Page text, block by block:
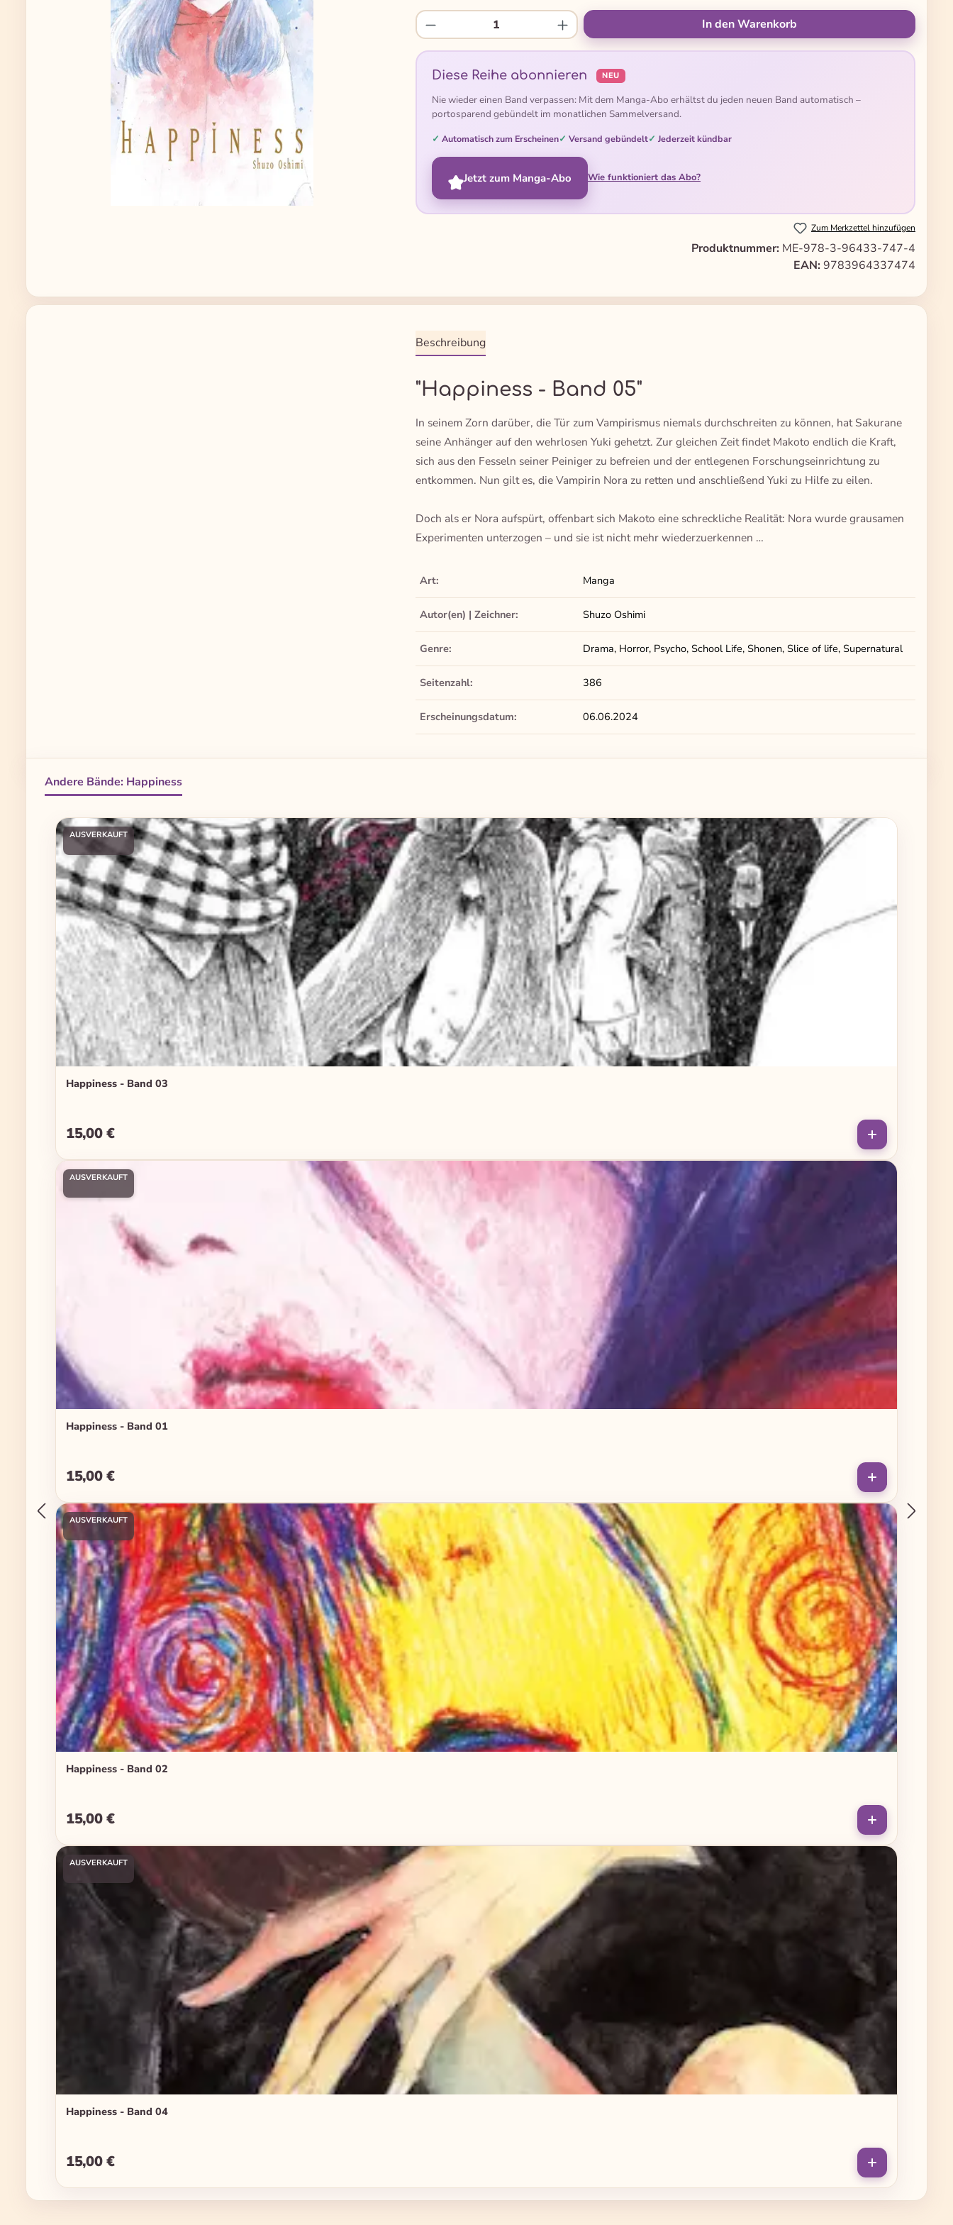
Produkt Anzahl: Gib den gewünschten Wert ein oder benutze die
In den Warenkorb
Diese Reihe abonnieren NEU
Nie wieder einen Band verpassen: Mit dem Manga-Abo erhältst du jeden neuen Band automatisch –
portosparend gebündelt im monatlichen Sammelversand.
Automatisch zum Erscheinen Versand gebündelt Jederzeit kündbar
Jetzt zum Manga-Abo Wie funktioniert das Abo?
Zum Merkzettel hinzufügen
Produktnummer: ME-978-3-96433-747-4
EAN: 9783964337474
Beschreibung
"Happiness - Band 05"
In seinem Zorn darüber, die Tür zum Vampirismus niemals durchschreiten zu können, hat Sakurane
seine Anhänger auf den wehrlosen Yuki gehetzt. Zur gleichen Zeit findet Makoto endlich die Kraft,
sich aus den Fesseln seiner Peiniger zu befreien und der entlegenen Forschungseinrichtung zu
entkommen. Nun gilt es, die Vampirin Nora zu retten und anschließend Yuki zu Hilfe zu eilen.
Doch als er Nora aufspürt, offenbart sich Makoto eine schreckliche Realität: Nora wurde grausamen
Experimenten unterzogen – und sie ist nicht mehr wiederzuerkennen …
Art: Manga
Autor(en) | Zeichner: Shuzo Oshimi
Genre: Drama, Horror, Psycho, School Life, Shonen, Slice of life, Supernatural
Seitenzahl: 386
Erscheinungsdatum: 06.06.2024
Andere Bände: Happiness
Produktgalerie überspringen
AUSVERKAUFT
Happiness - Band 03
Regulärer Preis:
15,00 €
AUSVERKAUFT
Happiness - Band 01
Regulärer Preis:
15,00 €
AUSVERKAUFT
Happiness - Band 02
Regulärer Preis:
15,00 €
AUSVERKAUFT
Happiness - Band 04
Regulärer Preis:
15,00 €